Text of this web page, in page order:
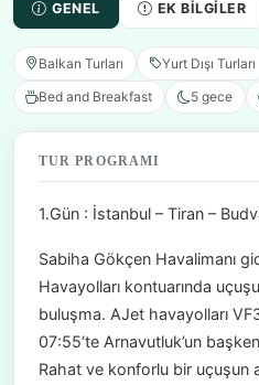
GENEL EK BILGILER
Balkan Turları Yurt Dışı Turları
Bed and Breakfast 5 gece
TUR PROGRAMI
1.Gün : İstanbul – Tiran –
Sabiha Gökçen Havalimanı
Havayolları kontuarında
buluşma. AJet havayolları
07:55‘te Arnavutluk’un
Rahat ve konforlu bir uçuşun